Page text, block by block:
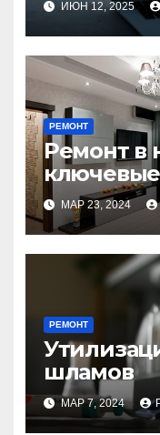
устройств
ИЮН 12, 2025
РЕМОНТ
Ремонт в
МАР 23, 2024
РЕМОНТ
шламов
МАР 7, 2024